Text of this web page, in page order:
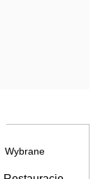
Wybrane